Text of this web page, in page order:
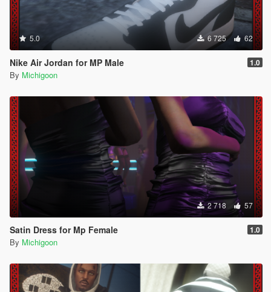
5.0 6 725 62
Nike Air Jordan for MP Male 1.0
By Michigoon
2 718 57
Satin Dress for Mp Female 1.0
By Michigoon